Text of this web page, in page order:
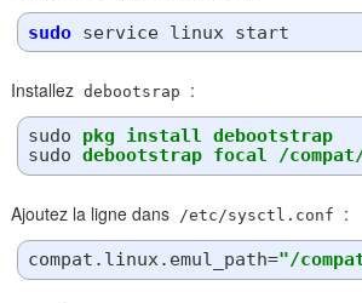
sudo
Installez debootsrap :
sudo
pkg install debootstrap
sudo debootstrap focal /
Ajoutez la ligne dans /etc/sysctl.conf :
compat.linux.emul_path="/